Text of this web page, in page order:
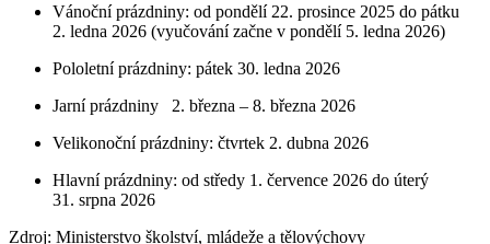
Vánoční prázdniny: od pondělí 22. prosince 2025 do pátku
2. ledna 2026 (vyučování začne v pondělí 5. ledna 2026)
Pololetní prázdniny: pátek 30. ledna 2026
Jarní prázdniny 2. března – 8. března 2026
Velikonoční prázdniny: čtvrtek 2. dubna 2026
Hlavní prázdniny: od středy 1. července 2026 do úterý
31. srpna 2026
Zdroj: Ministerstvo školství, mládeže a tělovýchovy